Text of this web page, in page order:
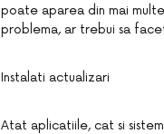
poate aparea din mai
problema, ar trebui sa
Instalati actualizari
Atat aplicatiile, cat si